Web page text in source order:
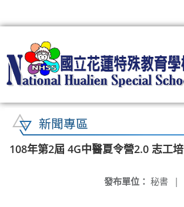
新聞專區
108年第2屆 4G中醫夏令營2.0 志工培
發布單位： 秘書 |